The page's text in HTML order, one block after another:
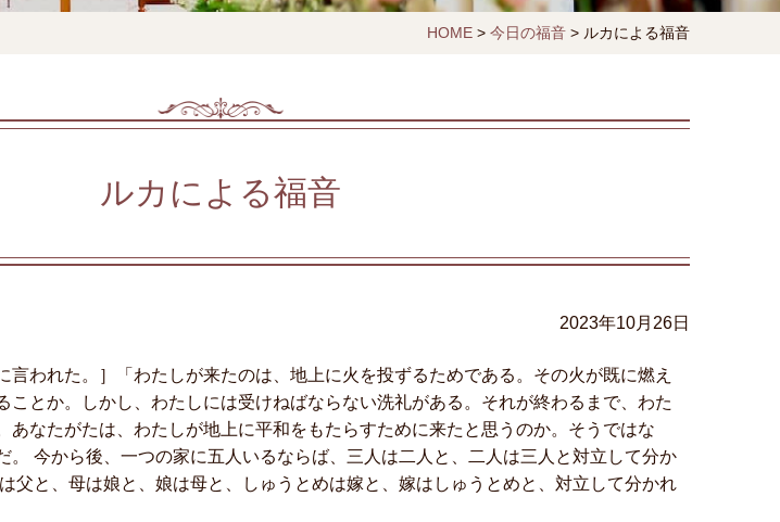
HOME> 今日の福音> ルカによる福音
ルカによる福音
2023年10月26日
言われた。］「わたしが来たのは、地上に火を投ずるためである。その火が既に燃え
ことか。しかし、わたしには受けねばならない洗礼がある。それが終わるまで、わた
あなたがたは、わたしが地上に平和をもたらすために来たと思うのか。そうではな
。 今から後、一つの家に五人いるならば、三人は二人と、二人は三人と対立して分か
父と、母は娘と、娘は母と、しゅうとめは嫁と、嫁はしゅうとめと、対立して分かれ